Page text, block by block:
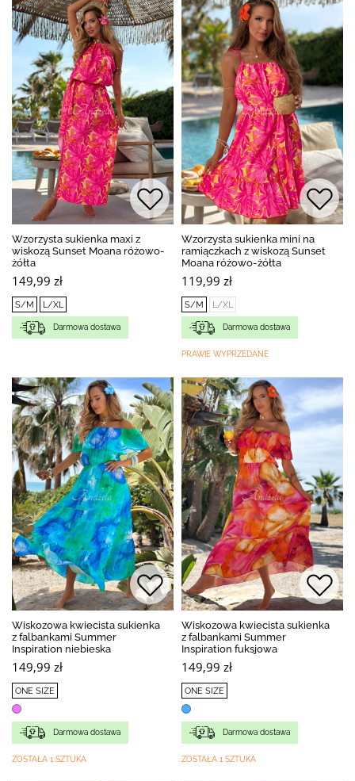
Wzorzysta sukienka maxi z
wiskozą Sunset Moana różowo-
żółta
149,99 zł
S/M L/XL
Darmowa dostawa
Wzorzysta sukienka mini na
ramiączkach z wiskozą Sunset
Moana różowo-żółta
119,99 zł
S/M L/XL
Darmowa dostawa
PRAWIE WYPRZEDANE
Wiskozowa kwiecista sukienka
z falbankami Summer
Inspiration niebieska
149,99 zł
ONE SIZE
Darmowa dostawa
ZOSTAŁA 1 SZTUKA
Wiskozowa kwiecista sukienka
z falbankami Summer
Inspiration fuksjowa
149,99 zł
ONE SIZE
Darmowa dostawa
ZOSTAŁA 1 SZTUKA